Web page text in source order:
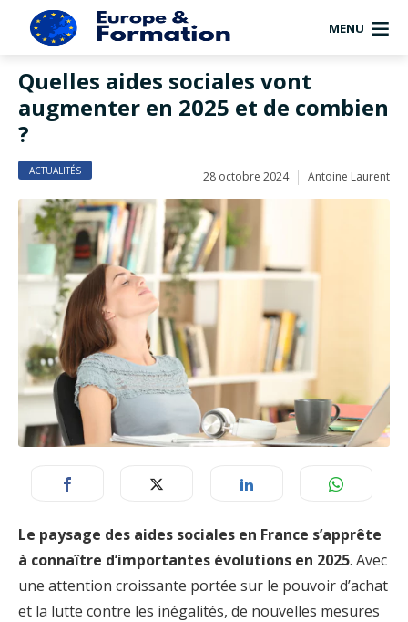
MENU
Quelles aides sociales vont
augmenter en 2025 et de combien
?
ACTUALITÉS 28 octobre 2024 Antoine Laurent
Le paysage des aides sociales en France s’apprête
à connaître d’importantes évolutions en 2025. Avec
une attention croissante portée sur le pouvoir d’achat
et la lutte contre les inégalités, de nouvelles mesures